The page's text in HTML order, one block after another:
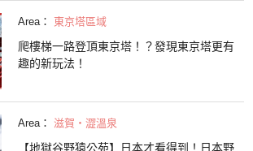
Area： 東京塔區域
爬樓梯一路登頂東京塔！？發現東京塔更有
趣的新玩法！
Area： 滋賀・澀溫泉
【地獄谷野猿公苑】日本才看得到！日本野